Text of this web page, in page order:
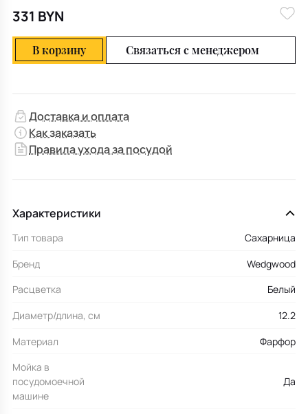
331 BYN
В корзину Связаться с менеджером
Доставка и оплата
Как заказать
Правила ухода за посудой
Характеристики
Тип товара
Сахарница
Бренд
Wedgwood
Расцветка
Белый
Диаметр/длина, см
12.2
Материал
Фарфор
Мойка в
посудомоечной
машине
Да